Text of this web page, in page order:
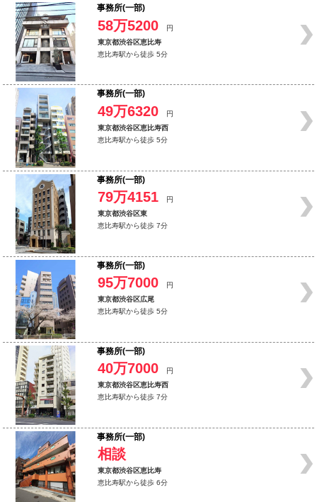
事務所(一部)
58万5200
円
東京都渋谷区恵比寿
恵比寿駅から徒歩 5分
事務所(一部)
49万6320
円
東京都渋谷区恵比寿西
恵比寿駅から徒歩 5分
事務所(一部)
79万4151
円
東京都渋谷区東
恵比寿駅から徒歩 7分
事務所(一部)
95万7000
円
東京都渋谷区広尾
恵比寿駅から徒歩 5分
事務所(一部)
40万7000
円
東京都渋谷区恵比寿西
恵比寿駅から徒歩 7分
事務所(一部)
相談
東京都渋谷区恵比寿
恵比寿駅から徒歩 6分